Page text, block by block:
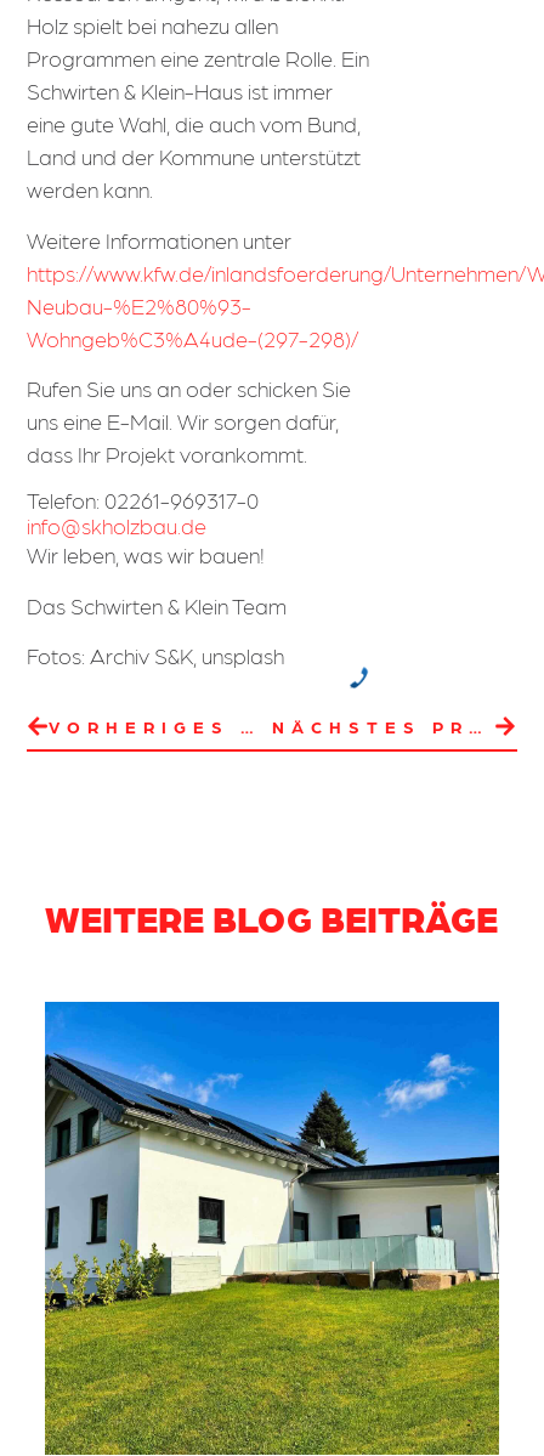
Holz spielt bei nahezu allen
Programmen eine zentrale Rolle. Ein
Schwirten & Klein-Haus ist immer
eine gute Wahl, die auch vom Bund,
Land und der Kommune unterstützt
werden kann.
Weitere Informationen unter
https://www.kfw.de/inlandsfoerderung/
Neubau-%E2%80%93-
Wohngeb%C3%A4ude-(297-298)/
Rufen Sie uns an oder schicken Sie
uns eine E-Mail. Wir sorgen dafür,
dass Ihr Projekt vorankommt.
Telefon: 02261-969317-0
info@skholzbau.de
Wir leben, was wir bauen!
Das Schwirten & Klein Team
Fotos: Archiv S&K, unsplash
WEITERE BLOG BEITRÄGE